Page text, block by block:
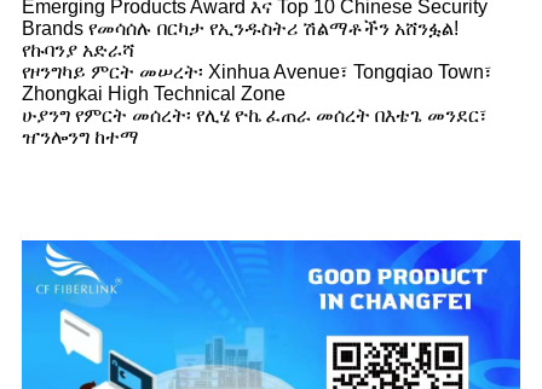
Emerging Products Award እና Top 10 Chinese Security
Brands የመሳሰሉ በርካታ የኢንዱስትሪ ሽልማቶችን አሸንፏል!
የኩባንያ አድራሻ
የዞንግካይ ምርት መሠረት፡ Xinhua Avenue፣ Tongqiao Town፣
Zhongkai High Technical Zone
ሁያንግ የምርት መሰረት፡ የሊሄ ዮኬ ፈጠራ መሰረት በእቴጌ መንደር፣
ዠንሎንግ ከተማ